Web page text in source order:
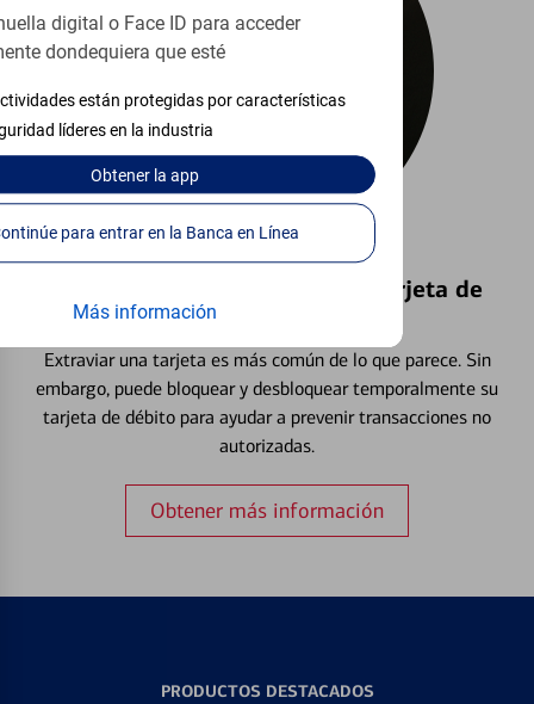
digital o Face ID para acceder
dondequiera que esté
están protegidas por características
líderes en la industria
Obtenerla app
Continúe para entrar en la Banca en Línea
Más información
Bloquear y Desbloquear una Tarjeta de
Extraviar una tarjeta es más común de lo que parece. Sin
embargo, puede bloquear y desbloquear temporalmente su
tarjeta de débito para ayudar a prevenir transacciones no
autorizadas.
Obtener más información
PRODUCTOS DESTACADOS